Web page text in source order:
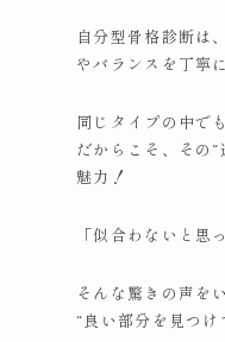
自分型骨格診断は
やバランスを丁寧
同じタイプの中で
だからこそ、その
魅力！
「似合わないと
そんな驚きの声を
“良い部分を見つけ